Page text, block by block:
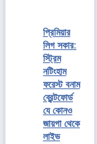
প্রিমিয়ার
লিগ সকার:
স্ট্রিম
নটিংহাম
ফরেস্ট বনাম
ব্রেন্টফোর্ড
যে কোনও
জায়গা থেকে
লাইভ